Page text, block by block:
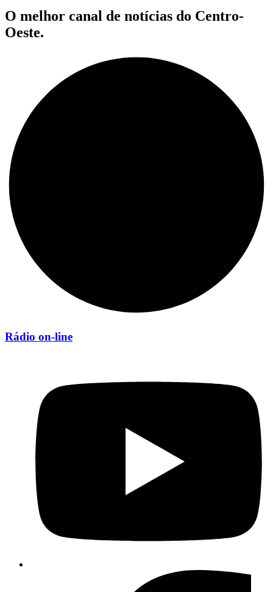
O melhor canal de notícias do Centro-
Oeste.
Rádio on-line